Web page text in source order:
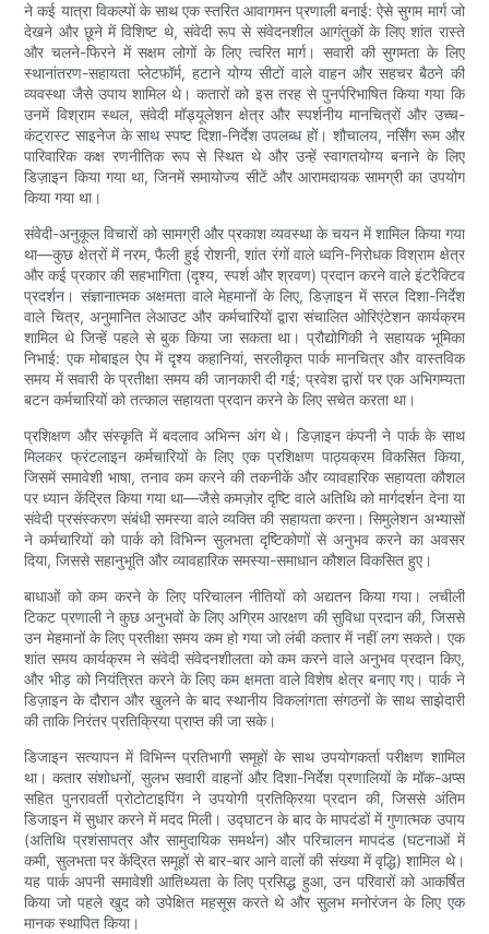
ने कई यात्रा विकल्पों के साथ एक स्तरित आवागमन प्रणाली बनाई: ऐसे सुगम मार्ग जो
देखने और छूने में विशिष्ट थे, संवेदी रूप से संवेदनशील आगंतुकों के लिए शांत रास्ते
और चलने-फिरने में सक्षम लोगों के लिए त्वरित मार्ग। सवारी की सुगमता के लिए
स्थानांतरण-सहायता प्लेटफॉर्म, हटाने योग्य सीटों वाले वाहन और सहचर बैठने की
व्यवस्था जैसे उपाय शामिल थे। कतारों को इस तरह से पुनर्परिभाषित किया गया कि
उनमें विश्राम स्थल, संवेदी मॉड्यूलेशन क्षेत्र और स्पर्शनीय मानचित्रों और उच्च-
कंट्रास्ट साइनेज के साथ स्पष्ट दिशा-निर्देश उपलब्ध हों। शौचालय, नर्सिंग रूम और
पारिवारिक कक्ष रणनीतिक रूप से स्थित थे और उन्हें स्वागतयोग्य बनाने के लिए
डिज़ाइन किया गया था, जिनमें समायोज्य सीटें और आरामदायक सामग्री का उपयोग
किया गया था।
संवेदी-अनुकूल विचारों को सामग्री और प्रकाश व्यवस्था के चयन में शामिल किया गया
था—कुछ क्षेत्रों में नरम, फैली हुई रोशनी, शांत रंगों वाले ध्वनि-निरोधक विश्राम क्षेत्र
और कई प्रकार की सहभागिता (दृश्य, स्पर्श और श्रवण) प्रदान करने वाले इंटरैक्टिव
प्रदर्शन। संज्ञानात्मक अक्षमता वाले मेहमानों के लिए, डिज़ाइन में सरल दिशा-निर्देश
वाले चित्र, अनुमानित लेआउट और कर्मचारियों द्वारा संचालित ओरिएंटेशन कार्यक्रम
शामिल थे जिन्हें पहले से बुक किया जा सकता था। प्रौद्योगिकी ने सहायक भूमिका
निभाई: एक मोबाइल ऐप में दृश्य कहानियां, सरलीकृत पार्क मानचित्र और वास्तविक
समय में सवारी के प्रतीक्षा समय की जानकारी दी गई; प्रवेश द्वारों पर एक अभिगम्यता
बटन कर्मचारियों को तत्काल सहायता प्रदान करने के लिए सचेत करता था।
प्रशिक्षण और संस्कृति में बदलाव अभिन्न अंग थे। डिज़ाइन कंपनी ने पार्क के साथ
मिलकर फ्रंटलाइन कर्मचारियों के लिए एक प्रशिक्षण पाठ्यक्रम विकसित किया,
जिसमें समावेशी भाषा, तनाव कम करने की तकनीकें और व्यावहारिक सहायता कौशल
पर ध्यान केंद्रित किया गया था—जैसे कमज़ोर दृष्टि वाले अतिथि को मार्गदर्शन देना या
संवेदी प्रसंस्करण संबंधी समस्या वाले व्यक्ति की सहायता करना। सिमुलेशन अभ्यासों
ने कर्मचारियों को पार्क को विभिन्न सुलभता दृष्टिकोणों से अनुभव करने का अवसर
दिया, जिससे सहानुभूति और व्यावहारिक समस्या-समाधान कौशल विकसित हुए।
बाधाओं को कम करने के लिए परिचालन नीतियों को अद्यतन किया गया। लचीली
टिकट प्रणाली ने कुछ अनुभवों के लिए अग्रिम आरक्षण की सुविधा प्रदान की, जिससे
उन मेहमानों के लिए प्रतीक्षा समय कम हो गया जो लंबी कतार में नहीं लग सकते। एक
शांत समय कार्यक्रम ने संवेदी संवेदनशीलता को कम करने वाले अनुभव प्रदान किए,
और भीड़ को नियंत्रित करने के लिए कम क्षमता वाले विशेष क्षेत्र बनाए गए। पार्क ने
डिज़ाइन के दौरान और खुलने के बाद स्थानीय विकलांगता संगठनों के साथ साझेदारी
की ताकि निरंतर प्रतिक्रिया प्राप्त की जा सके।
डिजाइन सत्यापन में विभिन्न प्रतिभागी समूहों के साथ उपयोगकर्ता परीक्षण शामिल
था। कतार संशोधनों, सुलभ सवारी वाहनों और दिशा-निर्देश प्रणालियों के मॉक-अप्स
सहित पुनरावर्ती प्रोटोटाइपिंग ने उपयोगी प्रतिक्रिया प्रदान की, जिससे अंतिम
डिजाइन में सुधार करने में मदद मिली। उद्घाटन के बाद के मापदंडों में गुणात्मक उपाय
(अतिथि प्रशंसापत्र और सामुदायिक समर्थन) और परिचालन मापदंड (घटनाओं में
कमी, सुलभता पर केंद्रित समूहों से बार-बार आने वालों की संख्या में वृद्धि) शामिल थे।
यह पार्क अपनी समावेशी आतिथ्यता के लिए प्रसिद्ध हुआ, उन परिवारों को आकर्षित
किया जो पहले खुद को उपेक्षित महसूस करते थे और सुलभ मनोरंजन के लिए एक
मानक स्थापित किया।